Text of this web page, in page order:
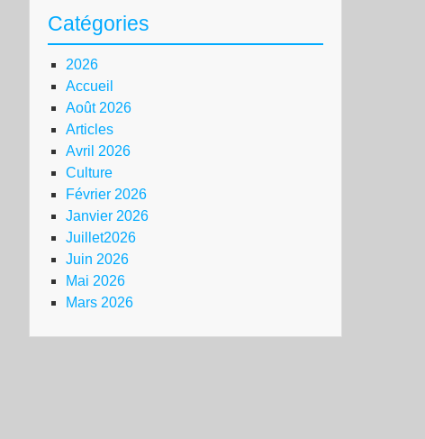
Catégories
2026
Accueil
Août 2026
Articles
Avril 2026
Culture
Février 2026
Janvier 2026
Juillet2026
Juin 2026
Mai 2026
Mars 2026